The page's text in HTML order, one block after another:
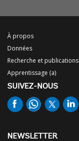
À propos
Données
Recherche et publications
Apprentissage (a)
SUIVEZ-NOUS
NEWSLETTER